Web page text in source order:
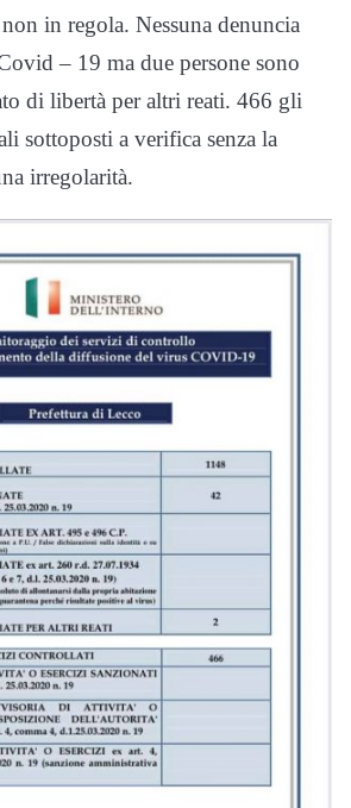
in regola. Nessuna denuncia
– 19 ma due persone sono
di libertà per altri reati. 466 gli
sottoposti a verifica senza la
irregolarità.